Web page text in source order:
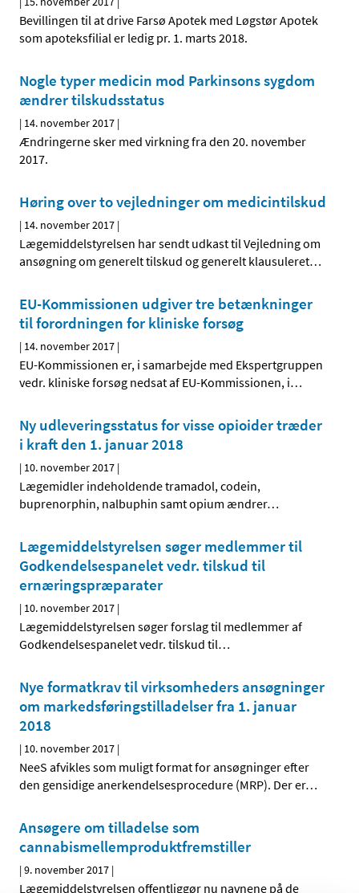
Bevillingen til at drive Farsø Apotek med Løgstør Apotek
som apoteksfilial er ledig pr. 1. marts 2018.
Nogle typer medicin mod Parkinsons sygdom
ændrer tilskudsstatus
| 14. november 2017 |
Ændringerne sker med virkning fra den 20. november
2017.
Høring over to vejledninger om medicintilskud
| 14. november 2017 |
Lægemiddelstyrelsen har sendt udkast til Vejledning om
ansøgning om generelt tilskud og generelt klausuleret…
EU-Kommissionen udgiver tre betænkninger
til forordningen for kliniske forsøg
| 14. november 2017 |
EU-Kommissionen er, i samarbejde med Ekspertgruppen
vedr. kliniske forsøg nedsat af EU-Kommissionen, i…
Ny udleveringsstatus for visse opioider træder
i kraft den 1. januar 2018
| 10. november 2017 |
Lægemidler indeholdende tramadol, codein,
buprenorphin, nalbuphin samt opium ændrer…
Lægemiddelstyrelsen søger medlemmer til
Godkendelsespanelet vedr. tilskud til
ernæringspræparater
| 10. november 2017 |
Lægemiddelstyrelsen søger forslag til medlemmer af
Godkendelsespanelet vedr. tilskud til…
Nye formatkrav til virksomheders ansøgninger
om markedsføringstilladelser fra 1. januar
2018
| 10. november 2017 |
NeeS afvikles som muligt format for ansøgninger efter
den gensidige anerkendelsesprocedure (MRP). Der er…
Ansøgere om tilladelse som
cannabismellemprodukt­fremstiller
|9. november 2017 |
Lægemiddelstyrelsen offentliggør nu navnene på de